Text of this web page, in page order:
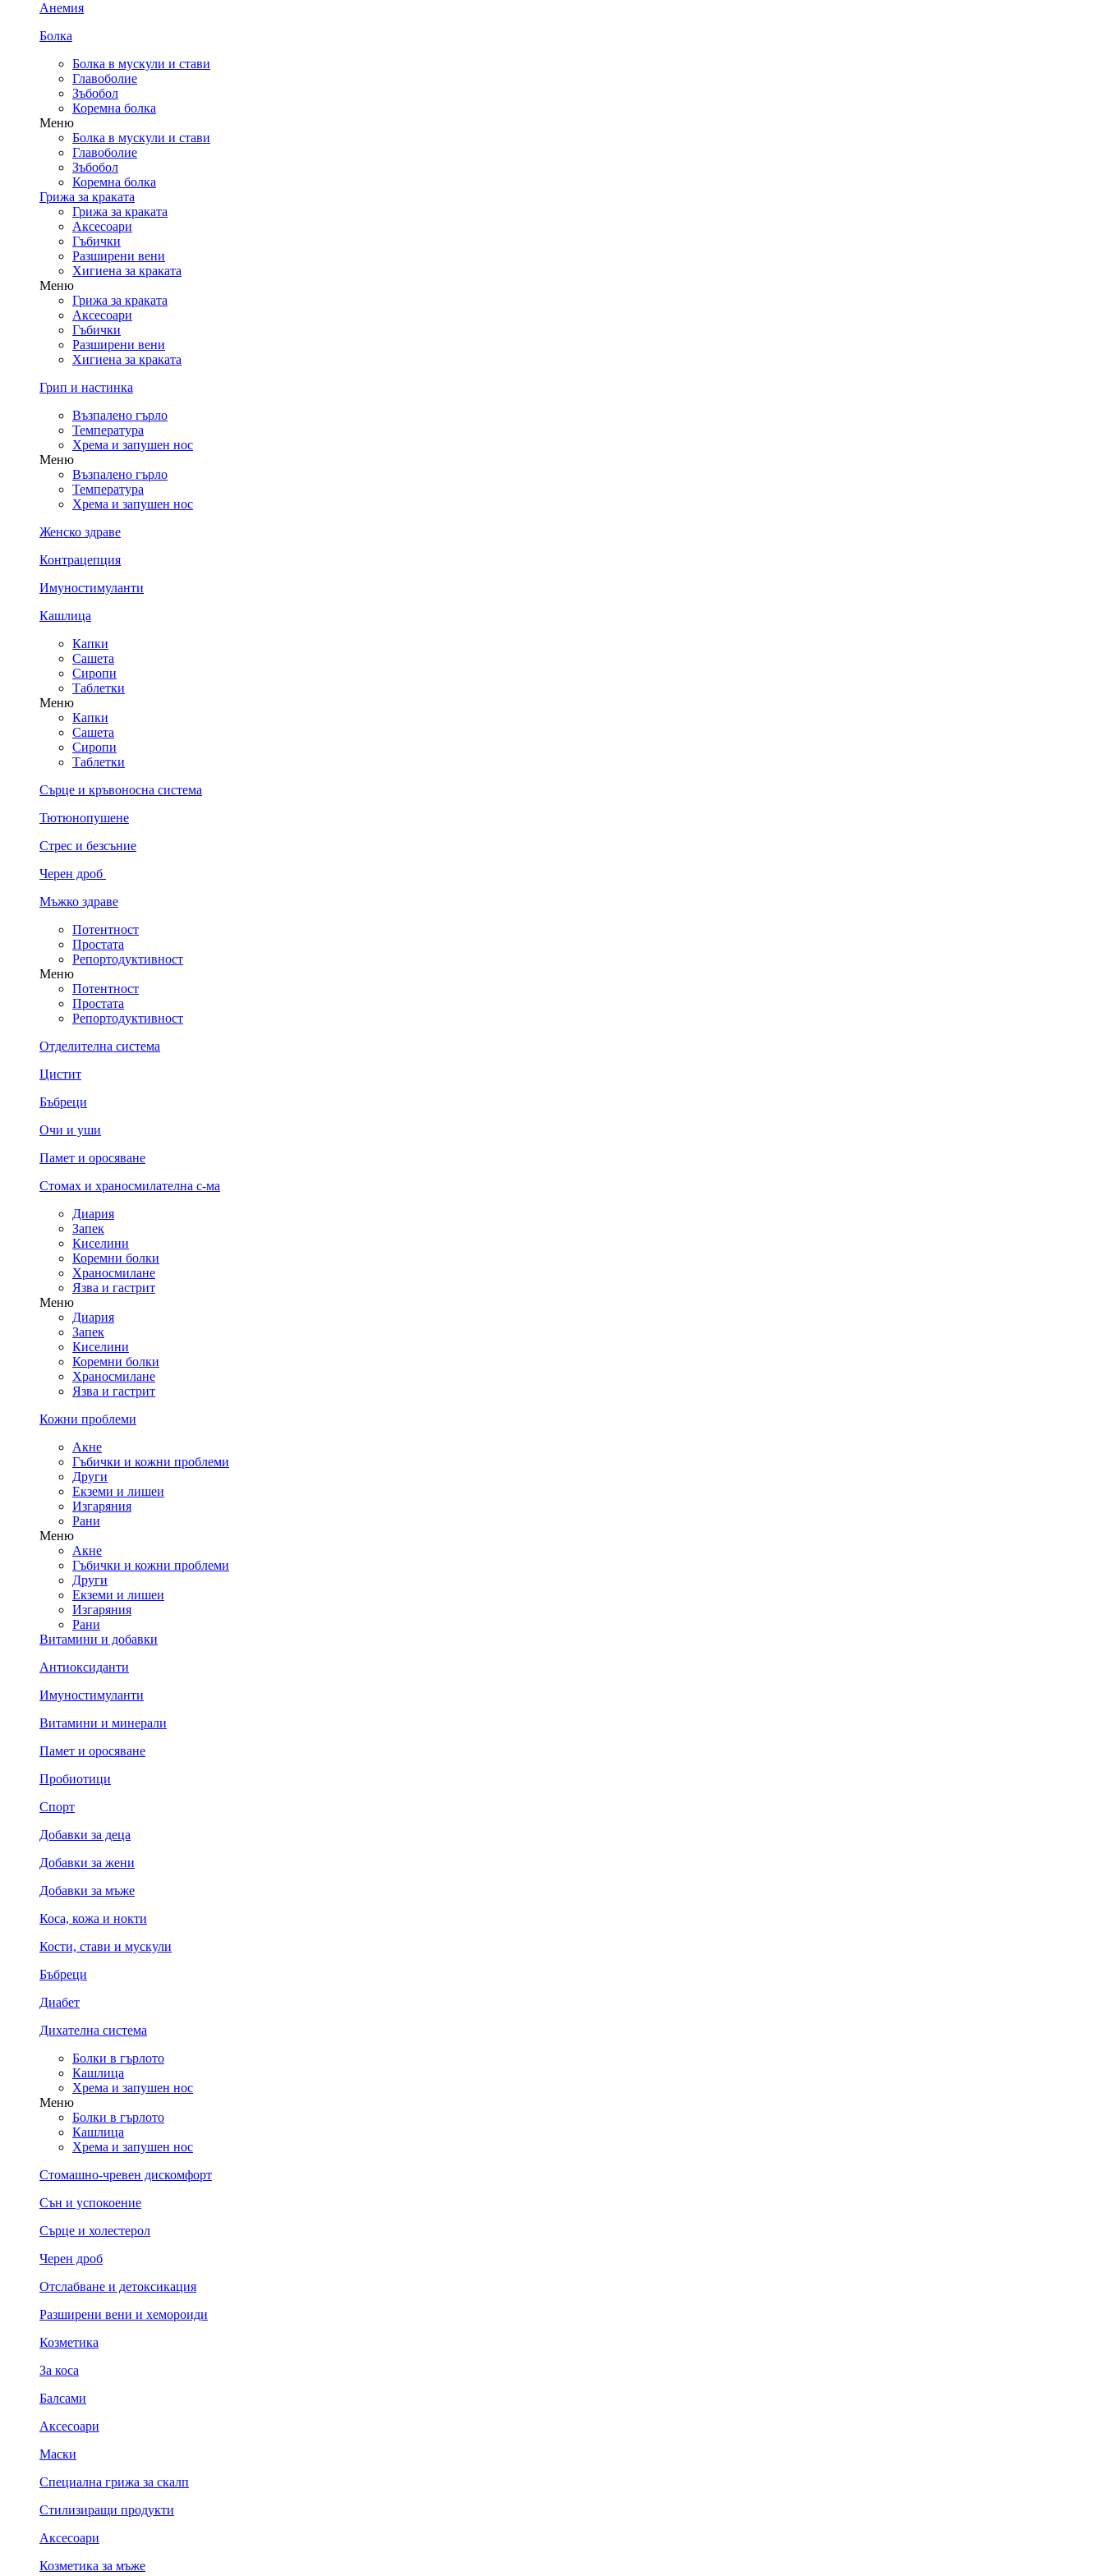
Анемия
Болка
Болка в мускули и стави
Главоболие
Зъбобол
Коремна болка
Меню
Болка в мускули и стави
Главоболие
Зъбобол
Коремна болка
Грижа за краката
Грижа за краката
Аксесоари
Гъбички
Разширени вени
Хигиена за краката
Меню
Грижа за краката
Аксесоари
Гъбички
Разширени вени
Хигиена за краката
Грип и настинка
Възпалено гърло
Температура
Хрема и запушен нос
Меню
Възпалено гърло
Температура
Хрема и запушен нос
Женско здраве
Контрацепция
Имуностимуланти
Кашлица
Капки
Сашета
Сиропи
Таблетки
Меню
Капки
Сашета
Сиропи
Таблетки
Сърце и кръвоносна система
Тютюнопушене
Стрес и безсъние
Черен дроб
Мъжко здраве
Потентност
Простата
Репортодуктивност
Меню
Потентност
Простата
Репортодуктивност
Отделителна система
Цистит
Бъбреци
Очи и уши
Памет и оросяване
Стомах и храносмилателна с-ма
Диария
Запек
Киселини
Коремни болки
Храносмилане
Язва и гастрит
Меню
Диария
Запек
Киселини
Коремни болки
Храносмилане
Язва и гастрит
Кожни проблеми
Акне
Гъбички и кожни проблеми
Други
Екземи и лишеи
Изгаряния
Рани
Меню
Акне
Гъбички и кожни проблеми
Други
Екземи и лишеи
Изгаряния
Рани
Витамини и добавки
Антиоксиданти
Имуностимуланти
Витамини и минерали
Памет и оросяване
Пробиотици
Спорт
Добавки за деца
Добавки за жени
Добавки за мъже
Коса, кожа и нокти
Кости, стави и мускули
Бъбреци
Диабет
Дихателна система
Болки в гърлото
Кашлица
Хрема и запушен нос
Меню
Болки в гърлото
Кашлица
Хрема и запушен нос
Стомашно-чревен дискомфорт
Сън и успокоение
Сърце и холестерол
Черен дроб
Отслабване и детоксикация
Разширени вени и хемороиди
Козметика
За коса
Балсами
Аксесоари
Маски
Специална грижа за скалп
Стилизиращи продукти
Аксесоари
Козметика за мъже